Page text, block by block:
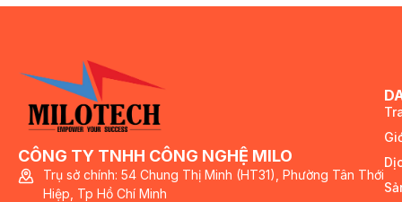
CÔNG TY TNHH CÔNG NGHỆ MILO
Trụ sở chính: 54 Chung Thị Minh (HT31), Phường Tân Thới
Hiệp, Tp Hồ Chí Minh